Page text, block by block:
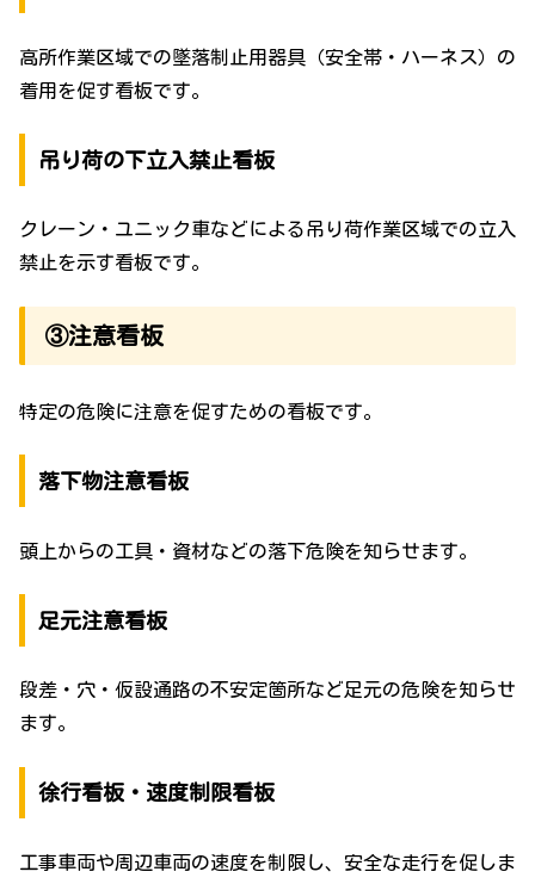
高所作業区域での墜落制止用器具（安全帯・ハーネス）の
着用を促す看板です。
吊り荷の下立入禁止看板
クレーン・ユニック車などによる吊り荷作業区域での立入
禁止を示す看板です。
③注意看板
特定の危険に注意を促すための看板です。
落下物注意看板
頭上からの工具・資材などの落下危険を知らせます。
足元注意看板
段差・穴・仮設通路の不安定箇所など足元の危険を知らせ
ます。
徐行看板・速度制限看板
工事車両や周辺車両の速度を制限し、安全な走行を促しま